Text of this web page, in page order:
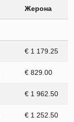
Жерона
€ 1 179.25
€ 829.00
€ 1 962.50
€ 1 252.50